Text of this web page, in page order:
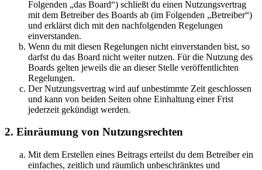
Folgenden „das Board“) schließt du einen Nutzungsvertrag
mit dem Betreiber des Boards ab (im Folgenden „Betreiber“)
und erklärst dich mit den nachfolgenden Regelungen
einverstanden.
Wenn du mit diesen Regelungen nicht einverstanden bist, so
darfst du das Board nicht weiter nutzen. Für die Nutzung des
Boards gelten jeweils die an dieser Stelle veröffentlichten
Regelungen.
Der Nutzungsvertrag wird auf unbestimmte Zeit geschlossen
und kann von beiden Seiten ohne Einhaltung einer Frist
jederzeit gekündigt werden.
2. Einräumung von Nutzungsrechten
Mit dem Erstellen eines Beitrags erteilst du dem Betreiber ein
einfaches, zeitlich und räumlich unbeschränktes und